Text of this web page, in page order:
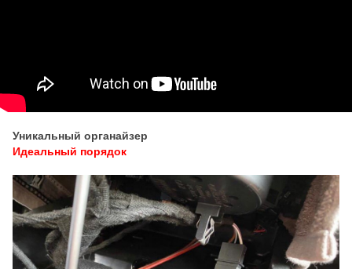
Уникальный органайзер
Идеальный порядок